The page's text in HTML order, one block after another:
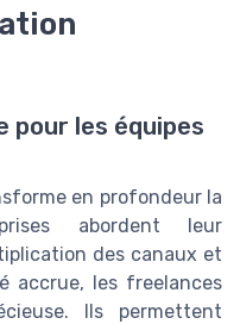
pour les équipes
en profondeur la
abordent leur
des canaux et
accrue, les freelances
Ils permettent